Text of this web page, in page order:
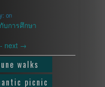
on
บการศึกษา
next →
walks
picnic